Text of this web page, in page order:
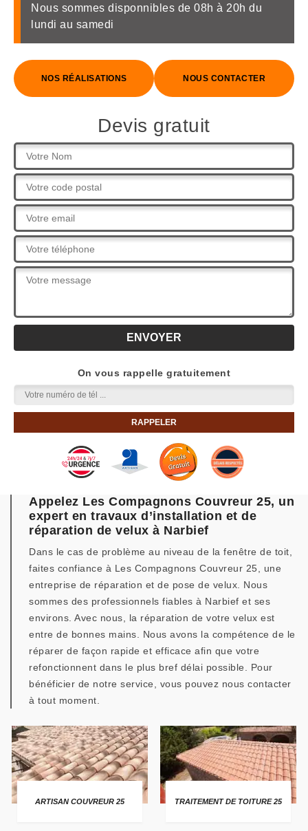
Nous sommes disponnibles de 08h à 20h du
lundi au samedi
NOS RÉALISATIONS NOUS CONTACTER
Devis gratuit
On vous rappelle gratuitement
Appelez Les Compagnons Couvreur 25, un
expert en travaux d’installation et de
réparation de velux à Narbief
Dans le cas de problème au niveau de la fenêtre de toit,
faites confiance à Les Compagnons Couvreur 25, une
entreprise de réparation et de pose de velux. Nous
sommes des professionnels fiables à Narbief et ses
environs. Avec nous, la réparation de votre velux est
entre de bonnes mains. Nous avons la compétence de le
réparer de façon rapide et efficace afin que votre
refonctionnent dans le plus bref délai possible. Pour
bénéficier de notre service, vous pouvez nous contacter
à tout moment.
ARTISAN COUVREUR 25 TRAITEMENT DE TOITURE 25